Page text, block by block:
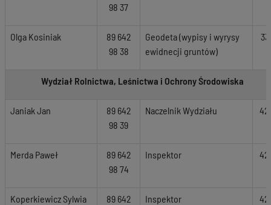
98 37
Olga Kosiniak
89 642
98 38
Geodeta (wypisy i wyrysy
ewidnecji gruntów)
Wydział Rolnictwa, Leśnictwa i Ochrony Środowiska
Janiak Jan
89 642
98 39
Naczelnik Wydziału
Merda Paweł
89 642
98 74
Inspektor
Koperkiewicz Sylwia
89 642
Inspektor